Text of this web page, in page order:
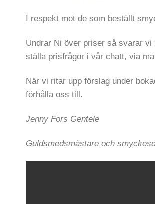
I respekt mot de som beställt
Undrar Ni över priser så svarar vi
ställa prisfrågor i vår chatt, via
När vi ritar upp förslag under
förhålla oss till.
Jenny Fors Gentele
Guldsmedsmästare och